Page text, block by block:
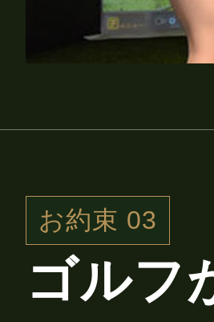
お約束 03
ゴルフ